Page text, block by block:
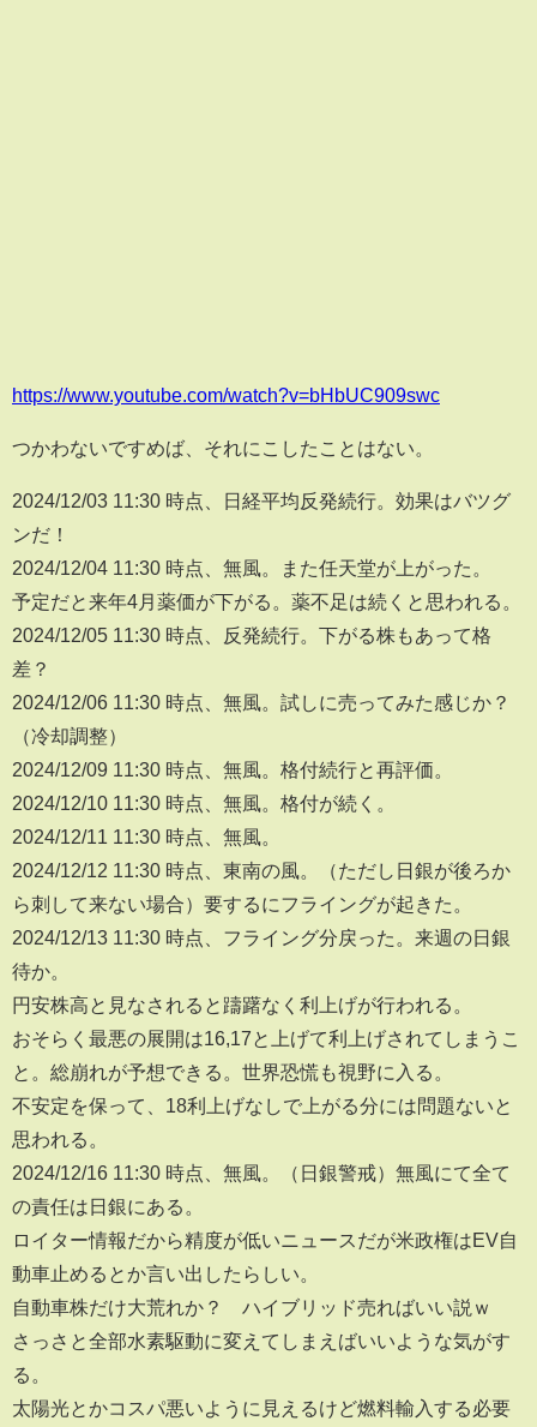
https://www.youtube.com/watch?v=bHbUC909swc
つかわないですめば、それにこしたことはない。
2024/12/03 11:30 時点、日経平均反発続行。効果はバツグ
ンだ！
2024/12/04 11:30 時点、無風。また任天堂が上がった。
予定だと来年4月薬価が下がる。薬不足は続くと思われる。
2024/12/05 11:30 時点、反発続行。下がる株もあって格
差？
2024/12/06 11:30 時点、無風。試しに売ってみた感じか？
（冷却調整）
2024/12/09 11:30 時点、無風。格付続行と再評価。
2024/12/10 11:30 時点、無風。格付が続く。
2024/12/11 11:30 時点、無風。
2024/12/12 11:30 時点、東南の風。（ただし日銀が後ろか
ら刺して来ない場合）要するにフライングが起きた。
2024/12/13 11:30 時点、フライング分戻った。来週の日銀
待か。
円安株高と見なされると躊躇なく利上げが行われる。
おそらく最悪の展開は16,17と上げて利上げされてしまうこ
と。総崩れが予想できる。世界恐慌も視野に入る。
不安定を保って、18利上げなしで上がる分には問題ないと
思われる。
2024/12/16 11:30 時点、無風。（日銀警戒）無風にて全て
の責任は日銀にある。
ロイター情報だから精度が低いニュースだが米政権はEV自
動車止めるとか言い出したらしい。
自動車株だけ大荒れか？ ハイブリッド売ればいい説ｗ
さっさと全部水素駆動に変えてしまえばいいような気がす
る。
太陽光とかコスパ悪いように見えるけど燃料輸入する必要